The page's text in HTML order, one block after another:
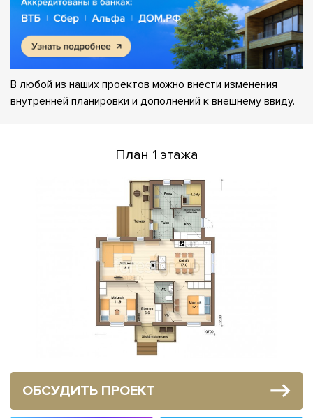
В любой из наших проектов можно внести изменения
внутренней планировки и дополнений к внешнему ввиду.
План 1 этажа
ОБСУДИТЬ ПРОЕКТ